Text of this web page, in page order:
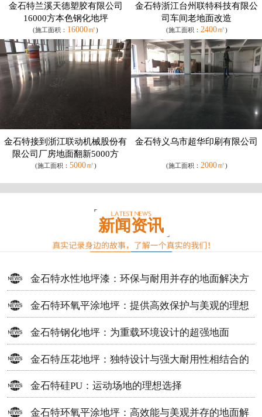
金石特兰溪天德塑胶有限公司
16000方本色钢化地坪
(施工面积： 16000㎡)
金石特浙江台州联特科技有限公
司车间老地面改造
(施工面积： 2400㎡)
金石特接到浙江联动机械股份有
限公司厂房地面翻新5000方
(施工面积： 5000㎡)
金石特义乌市超华印刷有限公司
(施工面积： 2000㎡)
新闻资讯
金石特水性地坪漆：环保与耐用并存的地面解决方
案
金石特环氧平涂地坪：提供高效保护与美观的理想
选择
金石特钢化地坪：为重载环境设计的超强地面
金石特压花地坪：独特设计与强大耐用性相结合的
地面材料
金石特硅PU：运动场地的理想选择
金石特环氧平涂地坪：高效能与美观并存的地面解